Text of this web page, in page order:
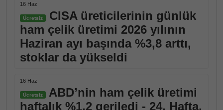
16 Haz
Ücretsiz
CISA üreticilerinin günlük
ham çelik üretimi 2026 yılının
Haziran ayı başında %3,8 arttı,
stoklar da yükseldi
16 Haz
Ücretsiz
ABD’nin ham çelik üretimi
haftalık %1,2 geriledi - 24. Hafta,